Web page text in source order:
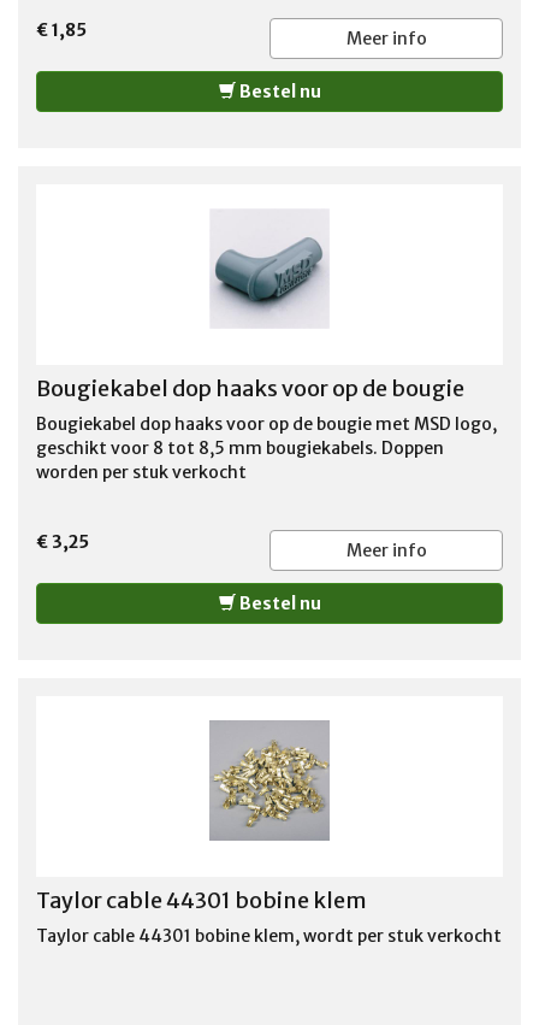
€ 1,85 Meer info
Bestel nu
Bougiekabel dop haaks voor op de bougie
Bougiekabel dop haaks voor op de bougie met MSD logo,
geschikt voor 8 tot 8,5 mm bougiekabels. Doppen
worden per stuk verkocht
€ 3,25 Meer info
Bestel nu
Taylor cable 44301 bobine klem
Taylor cable 44301 bobine klem, wordt per stuk verkocht